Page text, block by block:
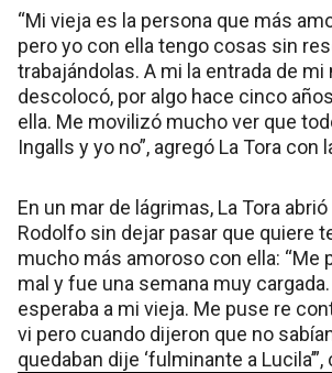
“Mi vieja es la persona que más
pero yo con ella tengo cosas sin
trabajándolas. A mi la entrada de mi
descolocó, por algo hace cinco
ella. Me movilizó mucho ver que
Ingalls y yo no”, agregó La Tora con
En un mar de lágrimas, La Tora
Rodolfo sin dejar pasar que quiere
mucho más amoroso con ella: “Me
mal y fue una semana muy
esperaba a mi vieja. Me puse re
vi pero cuando dijeron que no
quedaban dije ‘fulminante a Lucila’”,